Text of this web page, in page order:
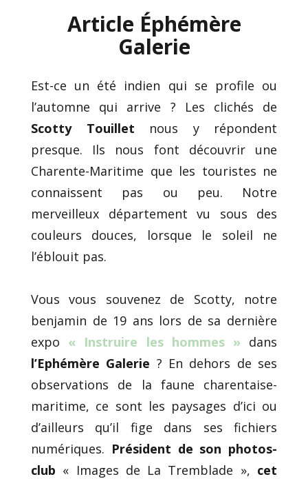
Article Éphémère
Galerie
Est-ce un été indien qui se profile ou
l’automne qui arrive ? Les clichés de
Scotty Touillet nous y répondent
presque. Ils nous font découvrir une
Charente-Maritime que les touristes ne
connaissent pas ou peu. Notre
merveilleux département vu sous des
couleurs douces, lorsque le soleil ne
l’éblouit pas.
Vous vous souvenez de Scotty, notre
benjamin de 19 ans lors de sa dernière
expo « Instruire les hommes » dans
l’Ephémère Galerie ? En dehors de ses
observations de la faune charentaise-
maritime, ce sont les paysages d’ici ou
d’ailleurs qu’il fige dans ses fichiers
numériques. Président de son photos-
club « Images de La Tremblade », cet